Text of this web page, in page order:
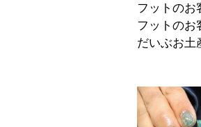
フットのお
フットのお
だいぶお土